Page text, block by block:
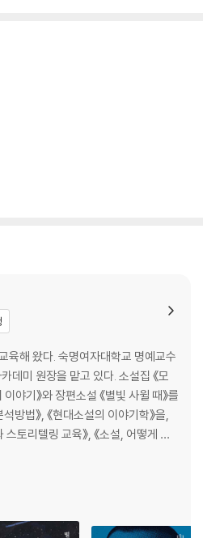
육해 왔다. 숙명여자대학교 명예교수
데미 원장을 맡고 있다. 소설집 《모
야기》와 장편소설 《별빛 사윌 때》를
방법》, 《현대소설의 이야기학》을,
토리텔링 교육》, 《소설, 어떻게 읽
》 등을 펴냈다. 작품 분석과 이론 모
는 시도를 일반 산문으로 확장한 문
》와 《항일문화